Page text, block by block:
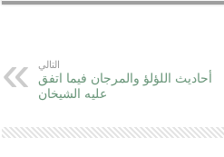
التالي
أحاديث اللؤلؤ والمرجان فيما اتفق
عليه الشيخان